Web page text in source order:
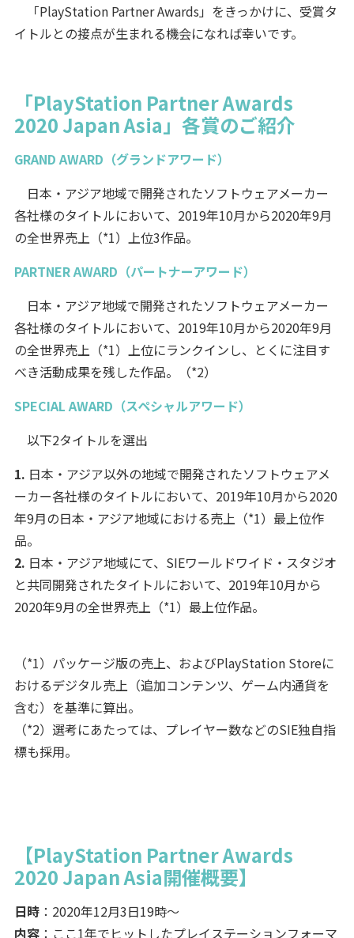
「PlayStation Partner Awards」をきっかけに、受賞タ
イトルとの接点が生まれる機会になれば幸いです。
「PlayStation Partner Awards
2020 Japan Asia」各賞のご紹介
GRAND AWARD（グランドアワード）
日本・アジア地域で開発されたソフトウェアメーカー
各社様のタイトルにおいて、2019年10月から2020年9月
の全世界売上（*1）上位3作品。
PARTNER AWARD（パートナーアワード）
日本・アジア地域で開発されたソフトウェアメーカー
各社様のタイトルにおいて、2019年10月から2020年9月
の全世界売上（*1）上位にランクインし、とくに注目す
べき活動成果を残した作品。（*2）
SPECIAL AWARD（スペシャルアワード）
以下2タイトルを選出
1. 日本・アジア以外の地域で開発されたソフトウェアメ
ーカー各社様のタイトルにおいて、2019年10月から2020
年9月の日本・アジア地域における売上（*1）最上位作
品。
2. 日本・アジア地域にて、SIEワールドワイド・スタジオ
と共同開発されたタイトルにおいて、2019年10月から
2020年9月の全世界売上（*1）最上位作品。
（*1）パッケージ版の売上、およびPlayStation Storeに
おけるデジタル売上（追加コンテンツ、ゲーム内通貨を
含む）を基準に算出。
（*2）選考にあたっては、プレイヤー数などのSIE独自指
標も採用。
【PlayStation Partner Awards
2020 Japan Asia開催概要】
日時：2020年12月3日19時～
内容：ここ1年でヒットしたプレイステーションフォーマ